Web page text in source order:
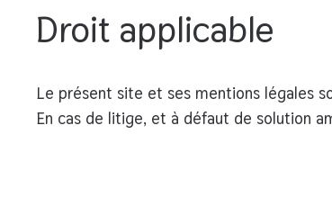
Droit applicable
Le présent site et ses mentions légales
En cas de litige, et à défaut de solution